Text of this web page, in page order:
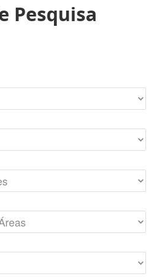
Pesquisa